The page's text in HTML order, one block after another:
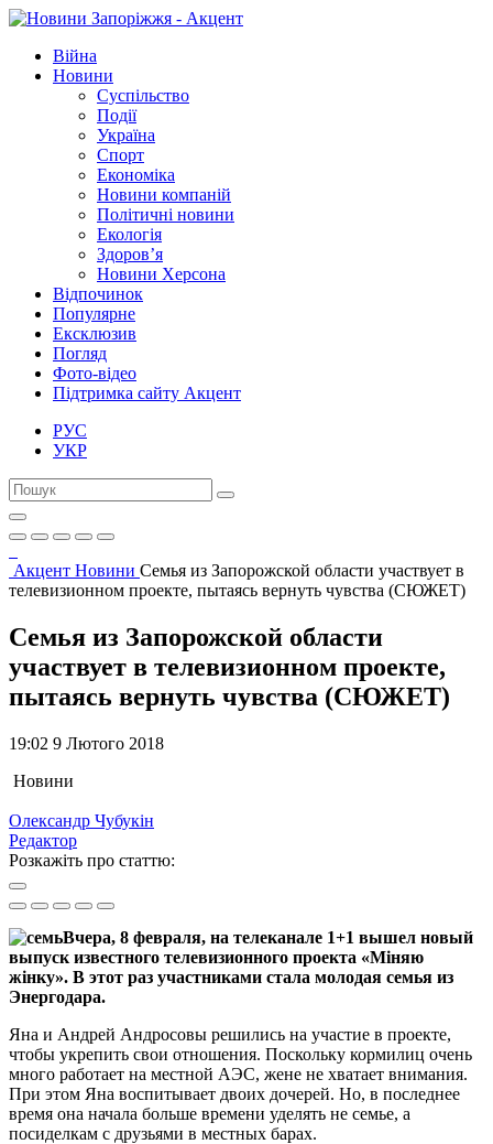
Війна
Новини
Суспільство
Події
Україна
Спорт
Економіка
Новини компаній
Політичні новини
Екологія
Здоров’я
Новини Херсона
Відпочинок
Популярне
Ексклюзив
Погляд
Фото-відео
Підтримка сайту Акцент
РУС
УКР
Акцент Новини Семья из Запорожской области участвует в
телевизионном проекте, пытаясь вернуть чувства (СЮЖЕТ)
Семья из Запорожской области
участвует в телевизионном проекте,
пытаясь вернуть чувства (СЮЖЕТ)
19:02 9 Лютого 2018
Новини
Олександр Чубукін
Редактор
Розкажіть про статтю:
Вчера, 8 февраля, на телеканале 1+1 вышел новый
выпуск известного телевизионного проекта «Міняю
жінку». В этот раз участниками стала молодая семья из
Энергодара.
Яна и Андрей Андросовы решились на участие в проекте,
чтобы укрепить свои отношения. Поскольку кормилиц очень
много работает на местной АЭС, жене не хватает внимания.
При этом Яна воспитывает двоих дочерей. Но, в последнее
время она начала больше времени уделять не семье, а
посиделкам с друзьями в местных барах.